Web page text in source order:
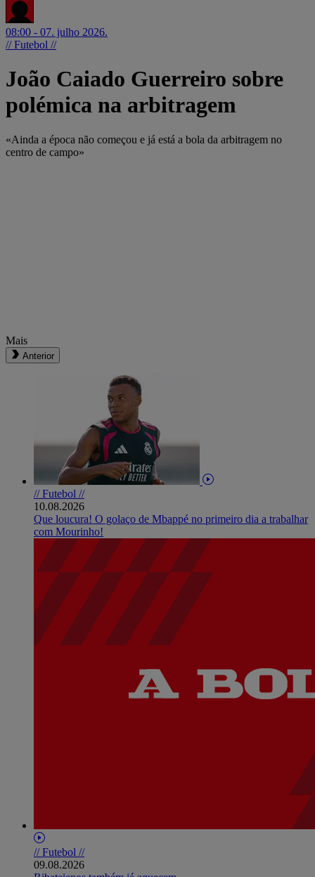
08:00 - 07. julho 2026.
// Futebol //
João Caiado Guerreiro sobre
polémica na arbitragem
«Ainda a época não começou e já está a bola da arbitragem no
centro de campo»
Mais
Anterior
// Futebol //
10.08.2026
Que loucura! O golaço de Mbappé no primeiro dia a trabalhar
com Mourinho!
// Futebol //
09.08.2026